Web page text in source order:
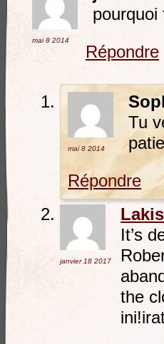
mai 8 2014
pourquoi
Répondre
mai 82014
Tu
Répondre
janvier 182017
It’s
the